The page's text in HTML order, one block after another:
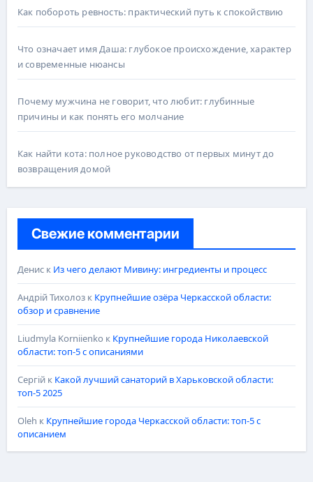
Как побороть ревность: практический путь к спокойствию
Что означает имя Даша: глубокое происхождение, характер
и современные нюансы
Почему мужчина не говорит, что любит: глубинные
причины и как понять его молчание
Как найти кота: полное руководство от первых минут до
возвращения домой
Свежие комментарии
Дениск Из чего делают Мивину: ингредиенты и процесс
Андрій Тихолозк Крупнейшие озёра Черкасской области:
обзор и сравнение
Liudmyla Korniienko к Крупнейшие города Николаевской
области: топ-5 с описаниями
Сергійк Какой лучший санаторий в Харьковской области:
топ-5 2025
Oleh к Крупнейшие города Черкасской области: топ-5 с
описанием